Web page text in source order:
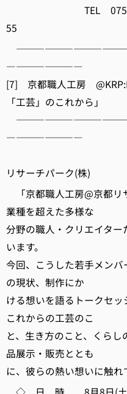
TEL 075-313-
55
――――――――
[7] 京都職人工房
「工芸」のこれから」
――――――――
リサーチパーク(株)
「京都職人工房@京都リ
業種を超えた多様な
分野の職人・クリエイタ
います。
今回、こうした若手メン
の現状、制作にか
ける想いを語るトークセ
これからの工芸のこ
と、生き方のこと、くら
品展示・販売ととも
に、彼らの熱い想いに触れ